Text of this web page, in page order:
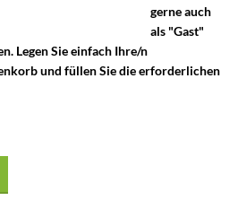
gerne auch
als "Gast"
Legen Sie einfach Ihre/n
und füllen Sie die erforderlichen